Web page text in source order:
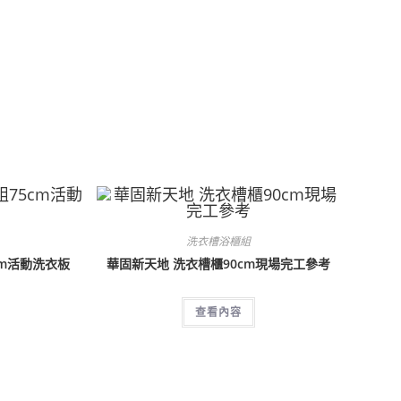
活動洗衣板
洗衣槽浴櫃組
華固新天地 洗衣槽櫃90cm現場完工參考
查看內容